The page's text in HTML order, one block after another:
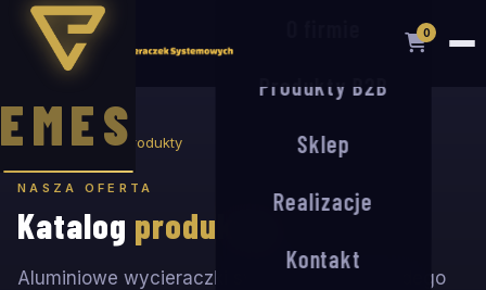
EMES
0
Produkty B2B
Sklep
Realizacje
Kontakt
Strona główna Produkty
NASZA OFERTA
Katalog produktów
Aluminiowe wycieraczki systemowe dla każdego